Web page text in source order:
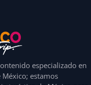
especializado en
estamos